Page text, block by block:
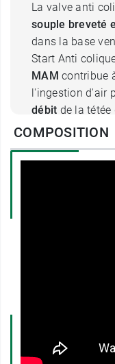
La valve anti
souple breveté
dans la base
Start Anti
MAM contribue
l'ingestion d'air
débit de la tétée
son rythme,
prévenir les gaz
symptômes
COMPOSITION